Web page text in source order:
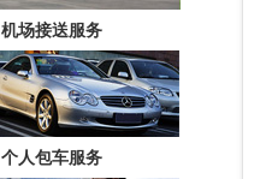
机场接送服务
个人包车服务